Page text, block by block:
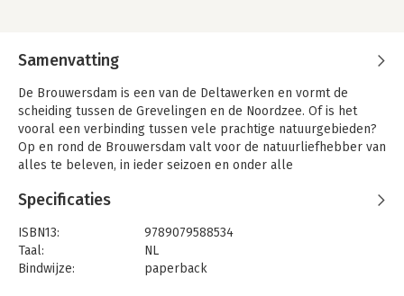
Samenvatting
De Brouwersdam is een van de Deltawerken en vormt de
scheiding tussen de Grevelingen en de Noordzee. Of is het
vooral een verbinding tussen vele prachtige natuurgebieden?
Op en rond de Brouwersdam valt voor de natuurliefhebber van
alles te beleven, in ieder seizoen en onder alle
niet missen? Natuurgids Brouwersdam wijst je de weg naar de
nemen je mee op ontdekkingsreis. Onderweg maak je kennis
met het uiterst rijke vogelleven, zeehonden, damherten en
talrijke bijzondere planten.
Specificaties
ISBN13:
9789079588534
Taal:
NL
Bindwijze:
paperback